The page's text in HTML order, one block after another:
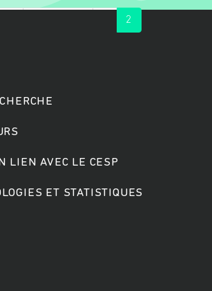
2
LIEN AVEC LE CESP
ET STATISTIQUES